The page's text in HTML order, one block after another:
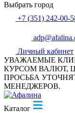
Выбрать город
+7 (351) 242-00-
Личный кабинет
УВАЖАЕМЫЕ
КУРСОМ ВАЛЮТ,
ПРОСЬБА
МЕНЕДЖЕРОВ.
Каталог